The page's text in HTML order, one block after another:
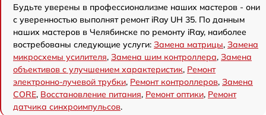
Будьте уверены в профессионализме наших мастеров - они
с уверенностью выполнят ремонт iRay UH 35. По данным
наших мастеров в Челябинске по ремонту iRay, наиболее
востребованы следующие услуги: Замена матрицы, Замена
микросхемы усилителя, Замена шим контроллера, Замена
объективов с улучшением характеристик, Ремонт
электронно-лучевой трубки, Ремонт контроллеров, Замена
CORE, Восстановление питания, Ремонт оптики, Ремонт
датчика синхроимпульсов.